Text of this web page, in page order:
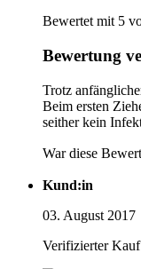
Bewertet mit 5
Bewertung
Trotz
Beim ersten
seither kein
War diese
Kund:in
03. August 2017
Verifizierter Kauf